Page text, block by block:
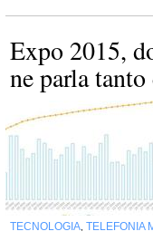
Expo 2015,
ne parla tanto
TECNOLOGIA TELEFONIA